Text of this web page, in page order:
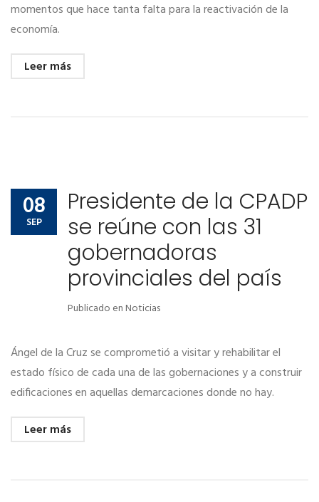
momentos que hace tanta falta para la reactivación de la
economía.
Leer más
08
SEP
Presidente de la CPADP
se reúne con las 31
gobernadoras
provinciales del país
Publicado enNoticias
Ángel de la Cruz se comprometió a visitar y rehabilitar el
estado físico de cada una de las gobernaciones y a construir
edificaciones en aquellas demarcaciones donde no hay.
Leer más